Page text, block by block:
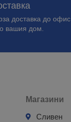
доставка до офис
вашия дом.
Магазини
Сливен